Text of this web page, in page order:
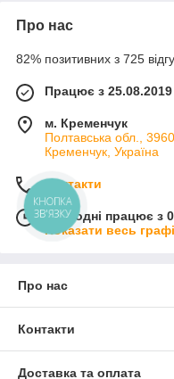
Про нас
82% позитивних з 725
Працює з 25.08.2019
м. Кременчук
Полтавська обл.,
Кременчук, Україна
Контакти
Сьогодні працює з
Показати весь
Про нас
Контакти
Доставка та оплата
КНОПКА
ЗВ'ЯЗКУ